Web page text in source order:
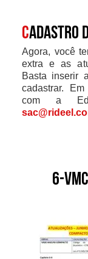
Cadastro
Agora, você
extra e as
Basta inserir
cadastrar.
com a
6-